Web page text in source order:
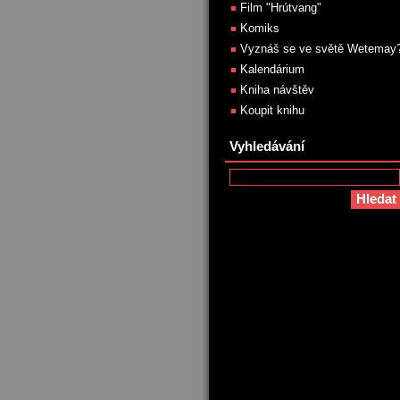
Film "Hrútvang"
Komiks
Vyznáš se ve světě
Kalendárium
Kniha návštěv
Koupit knihu
Vyhledávání